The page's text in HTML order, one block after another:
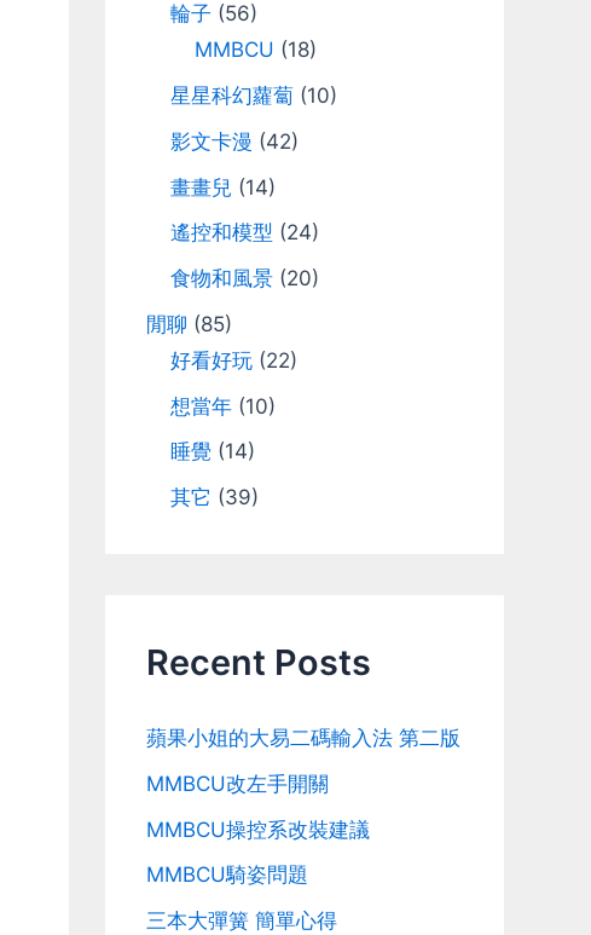
輪子 (56)
MMBCU (18)
星星科幻蘿蔔 (10)
影文卡漫 (42)
畫畫兒 (14)
遙控和模型 (24)
食物和風景 (20)
閒聊 (85)
好看好玩 (22)
想當年 (10)
睡覺 (14)
其它 (39)
Recent Posts
蘋果小姐的大易二碼輸入法 第二版
MMBCU改左手開關
MMBCU操控系改裝建議
MMBCU騎姿問題
三本大彈簧 簡單心得